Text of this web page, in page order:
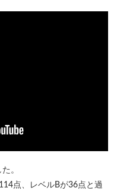
。
点、レベルBが36点と過